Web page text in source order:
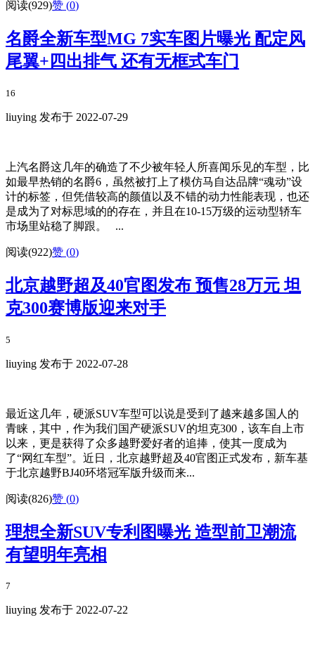
阅读(929)赞 (0)
名爵全新车型MG 7实车图片曝光 配定风
尾翼+四出排气 还有无框式车门
16
liuying 发布于 2022-07-29
上汽名爵这几年的确造了不少被年轻人所喜闻乐见的车型，比
如最早热销的名爵6，虽然被打上了模仿马自达品牌“魂动”设
计的标签，但凭借较高的颜值以及不错的动力性能表现，也还
是成为了对标思域的的存在，并且在10-15万级的运动型轿车
市场里站稳了脚跟。 ...
阅读(922)赞 (0)
北京越野超及40官图发布 预售28万元 坦
克300赛博版迎来对手
5
liuying 发布于 2022-07-28
最近这几年，硬派SUV车型可以说是受到了越来越多国人的
青睐，其中，作为我们国产硬派SUV的坦克300，该车自上市
以来，更是获得了众多越野爱好者的追捧，使其一度成为
了“网红车型”。近日，北京越野超及40官图正式发布，新车基
于北京越野BJ40环塔冠军版升级而来...
阅读(826)赞 (0)
理想全新SUV专利图曝光 造型前卫潮流
有望明年亮相
7
liuying 发布于 2022-07-22